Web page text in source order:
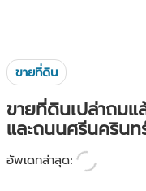
ขายที่ดิน
ขายที่ดินเปล่าถมแ
และถนนศรีนครินท
อัพเดทล่าสุด: